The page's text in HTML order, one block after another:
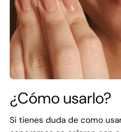
¿Cómo usarlo?
Si tienes duda de como